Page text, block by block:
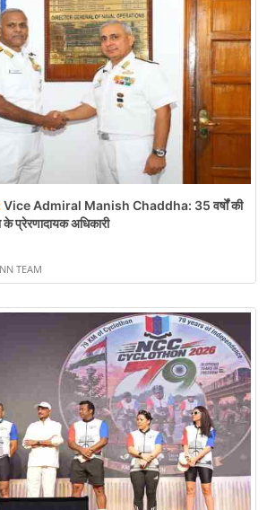
Vice Admiral Manish Chaddha: 35 वर्षों की
के प्रेरणादायक अधिकारी
TEAM